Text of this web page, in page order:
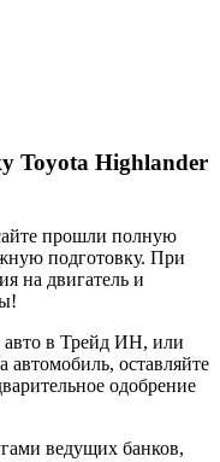
Toyota Highlander
прошли полную
подготовку. При
на двигатель и
в Трейд ИН, или
автомобиль, оставляйте
одобрение
ведущих банков,